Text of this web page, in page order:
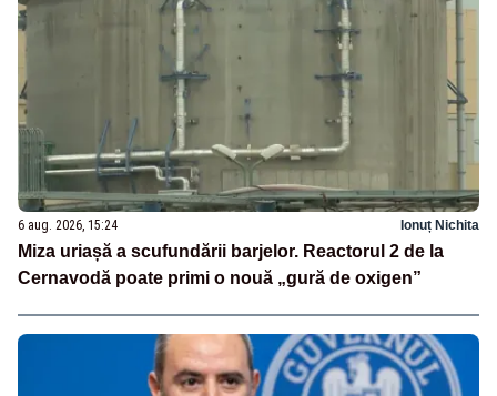
6 aug. 2026, 15:24 Ionuț Nichita
Miza uriașă a scufundării barjelor. Reactorul 2 de la
Cernavodă poate primi o nouă „gură de oxigen”